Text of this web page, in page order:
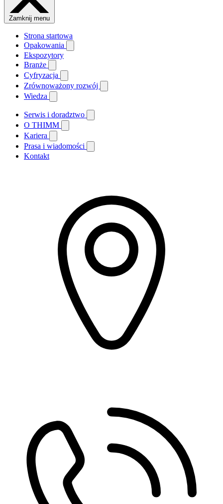
Zamknij menu
Strona startowa
Opakowania
Ekspozytory
Branże
Cyfryzacja
Zrównoważony rozwój
Wiedza
Serwis i doradztwo
O THIMM
Kariera
Prasa i wiadomości
Kontakt